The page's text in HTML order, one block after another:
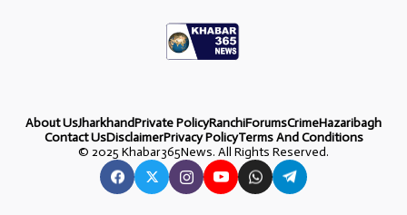
About UsJharkhandPrivate PolicyRanchiForumsCrimeHazaribagh
Contact UsDisclaimerPrivacy PolicyTerms And Conditions
© 2025 Khabar365News. All Rights Reserved.